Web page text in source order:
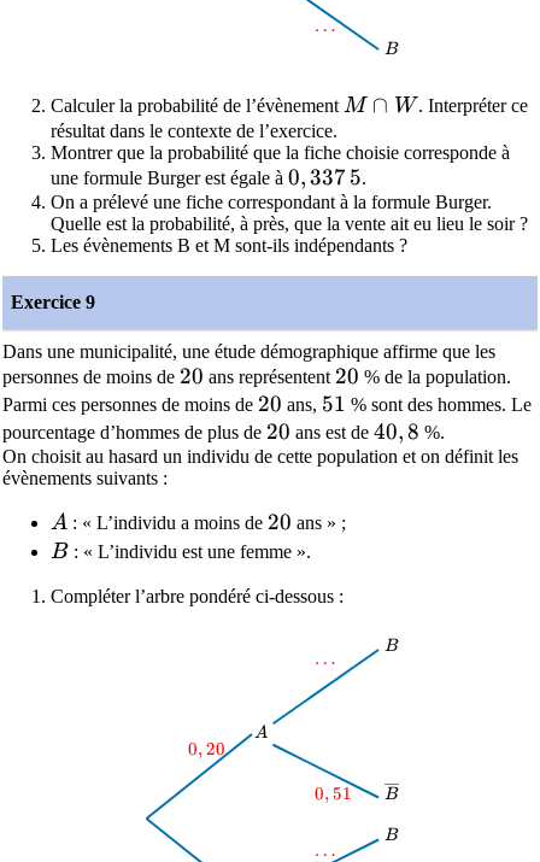
B
B
\dots
…
Calculer la probabilité de l’évènement M \cap W
M ∩ W. Interpréter ce
résultat dans le contexte de l’exercice.
Montrer que la probabilité que la fiche choisie corresponde à
une formule Burger est égale à 0,337\,5
0,3375.
On a prélevé une fiche correspondant à la formule Burger.
Quelle est la probabilité, à près, que la vente ait eu lieu le soir ?
Les évènements B et M sont-ils indépendants ?
Exercice 9
Dans une municipalité, une étude démographique affirme que les
personnes de moins de 20
20 ans représentent 20
20 % de la population.
Parmi ces personnes de moins de 20
20 ans, 51
51 % sont des hommes. Le
pourcentage d’hommes de plus de 20
20 ans est de 40,8
40,8 %.
On choisit au hasard un individu de cette population et on définit les
évènements suivants :
A
A : « L’individu a moins de 20
20 ans » ;
B
B: « L’individu est une femme ».
Compléter l’arbre pondéré ci-dessous :
A
A
B
B
\overline{B}
B
B
B
0,20
0,20
\dots
…
0,51
0,51
\dots
…